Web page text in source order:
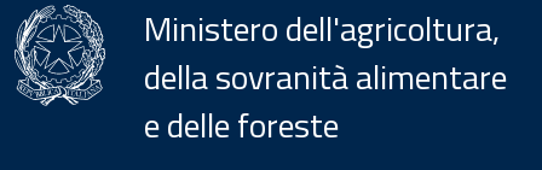
Ministero dell'agricoltura,
della sovranità alimentare
e delle foreste